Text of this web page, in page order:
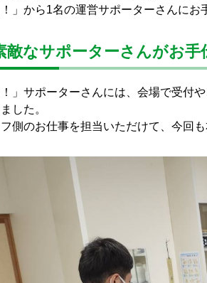
！」から1名の運営サポーターさんに
敵なサポーターさんがお手
！」サポーターさんには、会場で受付
した。
側のお仕事を担当いただけて、今回も